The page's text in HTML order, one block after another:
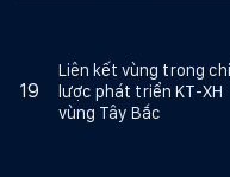
19
Liên kết vùng trong
lược phát triển KT-XH
vùng Tây Bắc